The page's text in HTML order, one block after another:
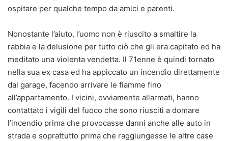
ospitare per qualche tempo da amici e parenti.
Nonostante l’aiuto, l’uomo non è riuscito a smaltire la
rabbia e la delusione per tutto ciò che gli era capitato ed ha
meditato una violenta vendetta. Il 71enne è quindi tornato
nella sua ex casa ed ha appiccato un incendio direttamente
dal garage, facendo arrivare le fiamme fino
all’appartamento. I vicini, ovviamente allarmati, hanno
contattato i vigili del fuoco che sono riusciti a domare
l’incendio prima che provocasse danni anche alle auto in
strada e soprattutto prima che raggiungesse le altre case